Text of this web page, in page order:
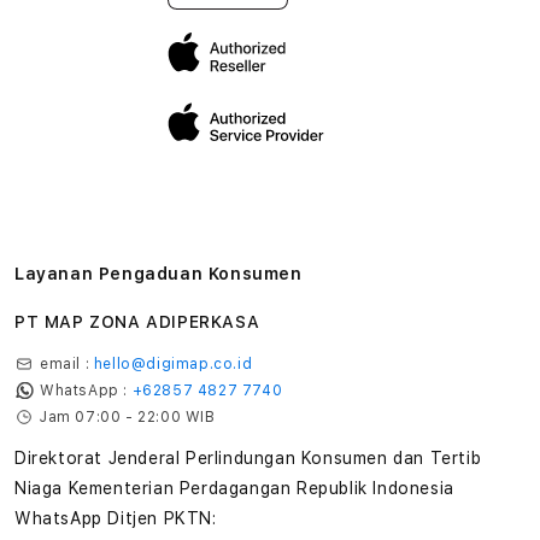
Layanan Pengaduan Konsumen
PT MAP ZONA ADIPERKASA
email : hello@digimap.co.id
WhatsApp : +62857 4827 7740
Jam 07:00 - 22:00 WIB
Direktorat Jenderal Perlindungan Konsumen dan Tertib
Niaga Kementerian Perdagangan Republik Indonesia
WhatsApp Ditjen PKTN: